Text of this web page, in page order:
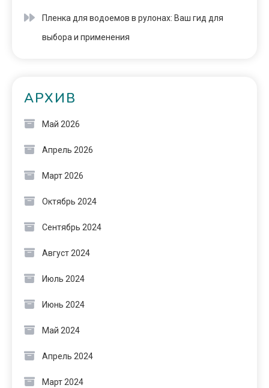
Пленка для водоемов в рулонах: Ваш гид для
выбора и применения
АРХИВ
Май 2026
Апрель 2026
Март 2026
Октябрь 2024
Сентябрь 2024
Август 2024
Июль 2024
Июнь 2024
Май 2024
Апрель 2024
Март 2024